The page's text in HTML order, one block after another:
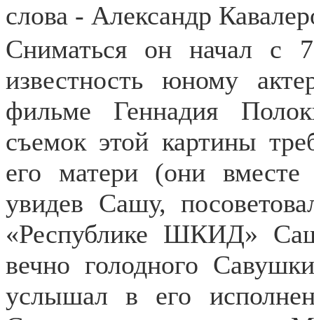
слова - Александр
Сниматься он начал с
известность юному
фильме Геннадия
съемок этой картины
его матери (они вместе
увидев Сашу,
«Республике ШКИД»
вечно голодного
услышал в его